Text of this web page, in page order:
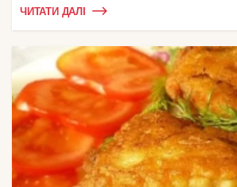
ЧИТАТИ ДАЛІ